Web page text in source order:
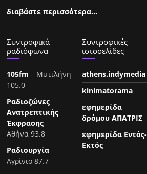
διαβάστε περισσότερα…
Συντροφικά
ραδιόφωνα
105fm – Μυτιλήνη
105.0
Ραδιοζώνες
Ανατρεπτικής
Έκφρασης –
Αθήνα 93.8
Ραδιουργία –
Αγρίνιο 87.7
Συντροφικές
ιστοσελίδες
athens.indymedia
kinimatorama
εφημερίδα
δρόμου ΑΠΑΤΡΙΣ
εφημερίδα Εντός-
Εκτός